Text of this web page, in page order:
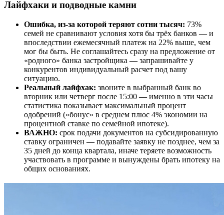
Лайфхаки и подводные камни
Ошибка, из-за которой теряют сотни тысяч: 73%
семей не сравнивают условия хотя бы трёх банков — и
впоследствии ежемесячный платеж на 22% выше, чем
мог бы быть. Не соглашайтесь сразу на предложение от
«родного» банка застройщика — запрашивайте у
конкурентов индивидуальный расчет под вашу
ситуацию.
Реальный лайфхак: звоните в выбранный банк во
вторник или четверг после 15:00 — именно в эти часы
статистика показывает максимальный процент
одобрений («бонус» в среднем плюс 4% экономии на
процентной ставке по семейной ипотеке).
ВАЖНО: срок подачи документов на субсидированную
ставку ограничен — подавайте заявку не позднее, чем за
35 дней до конца квартала, иначе теряете возможность
участвовать в программе и вынуждены брать ипотеку на
общих основаниях.